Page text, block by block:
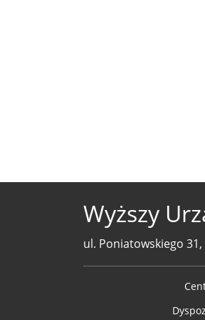
Wyższy
ul. Poniatowskiego